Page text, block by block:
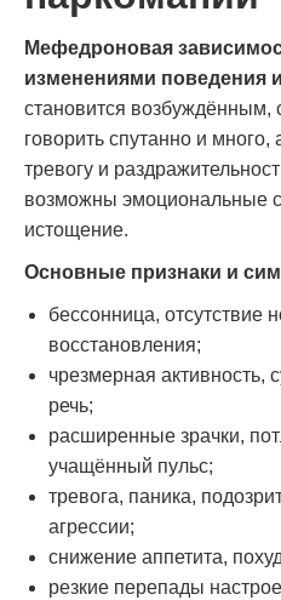
Мефедроновая
изменениями поведения
становится возбуждённым,
говорить спутанно и много,
тревогу и
возможны эмоциональные
истощение.
Основные признаки и
бессонница, отсутствие
восстановления;
чрезмерная активность,
речь;
расширенные зрачки,
учащённый пульс;
тревога, паника,
агрессии;
снижение аппетита,
резкие перепады